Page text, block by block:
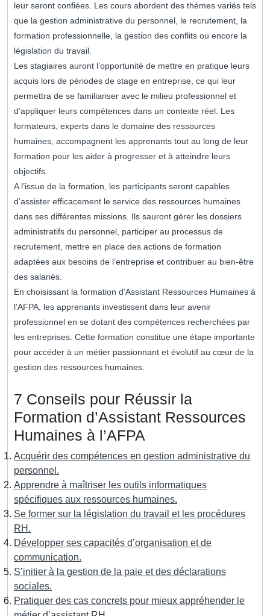
leur seront confiées. Les cours abordent des thèmes variés tels
que la gestion administrative du personnel, le recrutement, la
formation professionnelle, la gestion des conflits ou encore la
législation du travail.
Les stagiaires auront l’opportunité de mettre en pratique leurs
acquis lors de périodes de stage en entreprise, ce qui leur
permettra de se familiariser avec le milieu professionnel et
d’appliquer leurs compétences dans un contexte réel. Les
formateurs, experts dans le domaine des ressources
humaines, accompagnent les apprenants tout au long de leur
formation pour les aider à progresser et à atteindre leurs
objectifs.
A l’issue de la formation, les participants seront capables
d’assister efficacement le service des ressources humaines
dans ses différentes missions. Ils sauront gérer les dossiers
administratifs du personnel, participer au processus de
recrutement, mettre en place des actions de formation
adaptées aux besoins de l’entreprise et contribuer au bien-être
des salariés.
En choisissant la formation d’Assistant Ressources Humaines à
l’AFPA, les apprenants investissent dans leur avenir
professionnel en se dotant des compétences recherchées par
les entreprises. Cette formation constitue une étape importante
pour accéder à un métier passionnant et évolutif au cœur de la
gestion des ressources humaines.
7 Conseils pour Réussir la
Formation d’Assistant Ressources
Humaines à l’AFPA
Acquérir des compétences en gestion administrative du
personnel.
Apprendre à maîtriser les outils informatiques
spécifiques aux ressources humaines.
Se former sur la législation du travail et les procédures
RH.
Développer ses capacités d’organisation et de
communication.
S’initier à la gestion de la paie et des déclarations
sociales.
Pratiquer des cas concrets pour mieux appréhender le